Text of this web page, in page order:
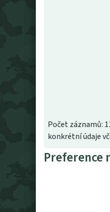
Počet záznamů:
konkrétní údaje
Preference